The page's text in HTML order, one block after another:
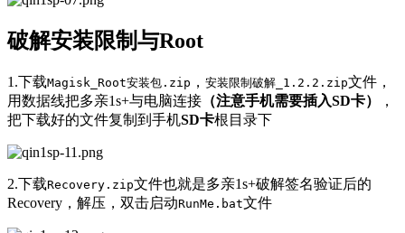
破解安装限制与Root
1.下载Magisk_Root安装包.zip ， 安装限制破解_1.2.2.zip文件，
用数据线把多亲1s+与电脑连接 （注意手机需要插入SD卡）
，
把下载好的文件复制到手机SD卡根目录下
2.下载Recovery.zip文件也就是多亲1s+破解签名验证后的
Recovery，解压，双击启动RunMe.bat文件